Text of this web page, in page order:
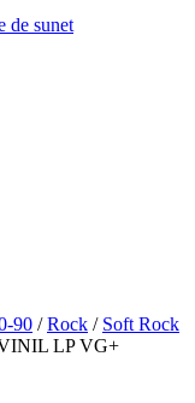
de sunet
90 /Rock / Soft Rock
VINIL LP VG+